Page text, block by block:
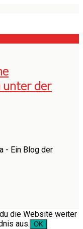
unter der
- Ein Blog der
die Website weiter
aus. OK